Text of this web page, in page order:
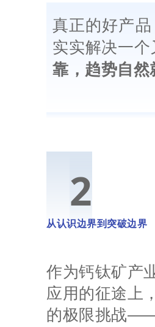
真正的好产
实实解决一
靠，趋势自然
2
从认识边界到突破边界
作为钙钛矿产
应用的征途上
的极限挑战——